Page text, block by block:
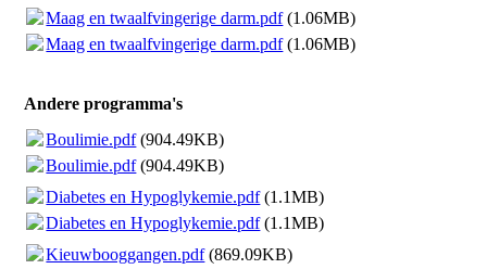
Maag en twaalfvingerige darm.pdf(1.06MB)
Maag en twaalfvingerige darm.pdf(1.06MB)
Andere programma's
Boulimie.pdf(904.49KB)
Boulimie.pdf(904.49KB)
Diabetes en Hypoglykemie.pdf(1.1MB)
Diabetes en Hypoglykemie.pdf(1.1MB)
Kieuwbooggangen.pdf(869.09KB)